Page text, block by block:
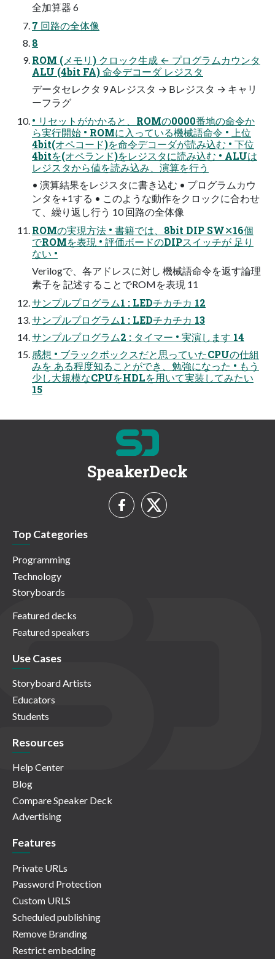
全加算器 6
7 回路の全体像
8
ROM (メモリ) クロック生成 ← プログラムカウンタ
ALU (4bit FA) 命令デコーダ レジスタ
データセレクタ 9 Aレジスタ → Bレジスタ → キャリ
ーフラグ
• リセットがかかると、ROMの0000番地の命令か
ら実行開始 • ROMに入っている機械語命令 • 上位
4bit(オペコード)を命令デコーダが読み込む • 下位
4bitを(オペランド)をレジスタに読み込む • ALUは
レジスタから値を読み込み、演算を行う
• 演算結果をレジスタに書き込む • プログラムカウ
ンタを+1する • このような動作をクロックに合わせ
て、繰り返し行う 10 回路の全体像
ROMの実現方法 • 書籍では、8bit DIP SW✕16個
でROMを表現 • 評価ボードのDIPスイッチが 足り
ない •
Verilogで、各アドレスに対し 機械語命令を返す論理
素子を 記述することでROMを表現 11
サンプルプログラム1 : LEDチカチカ 12
サンプルプログラム1 : LEDチカチカ 13
サンプルプログラム2 : タイマー • 実演します 14
感想 • ブラックボックスだと思っていたCPUの仕組
みを ある程度知ることができ、勉強になった • もう
少し大規模なCPUをHDLを用いて実装してみたい
15
SpeakerDeck
Top Categories
Programming
Technology
Storyboards
Featured decks
Featured speakers
Use Cases
Storyboard Artists
Educators
Students
Resources
Help Center
Blog
Compare Speaker Deck
Advertising
Features
Private URLs
Password Protection
Custom URLS
Scheduled publishing
Remove Branding
Restrict embedding